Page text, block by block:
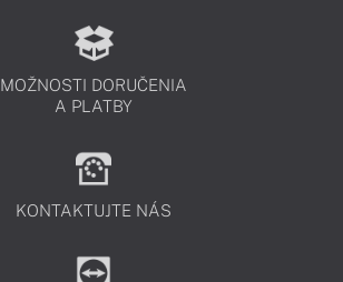
MOŽNOSTI DORUČENIA
A PLATBY
KONTAKTUJTE NÁS